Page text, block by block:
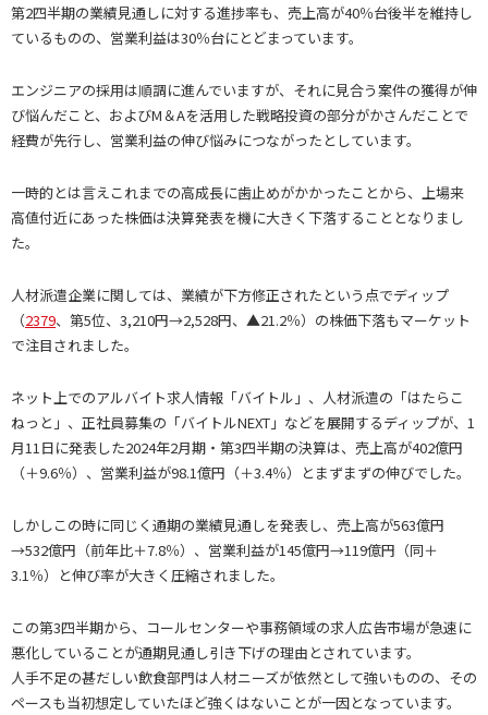
第2四半期の業績見通しに対する進捗率も、売上高が40％台後半を維持し
ているものの、営業利益は30％台にとどまっています。
エンジニアの採用は順調に進んでいますが、それに見合う案件の獲得が伸
び悩んだこと、およびM＆Aを活用した戦略投資の部分がかさんだことで
経費が先行し、営業利益の伸び悩みにつながったとしています。
一時的とは言えこれまでの高成長に歯止めがかかったことから、上場来
高値付近にあった株価は決算発表を機に大きく下落することとなりまし
た。
人材派遣企業に関しては、業績が下方修正されたという点でディップ
（2379、第5位、3,210円→2,528円、▲21.2％）の株価下落もマーケット
で注目されました。
ネット上でのアルバイト求人情報「バイトル」、人材派遣の「はたらこ
ねっと」、正社員募集の「バイトルNEXT」などを展開するディップが、1
月11日に発表した2024年2月期・第3四半期の決算は、売上高が402億円
（＋9.6％）、営業利益が98.1億円（＋3.4％）とまずまずの伸びでした。
しかしこの時に同じく通期の業績見通しを発表し、売上高が563億円
→532億円（前年比＋7.8％）、営業利益が145億円→119億円（同＋
3.1％）と伸び率が大きく圧縮されました。
この第3四半期から、コールセンターや事務領域の求人広告市場が急速に
悪化していることが通期見通し引き下げの理由とされています。
人手不足の甚だしい飲食部門は人材ニーズが依然として強いものの、その
ペースも当初想定していたほど強くはないことが一因となっています。